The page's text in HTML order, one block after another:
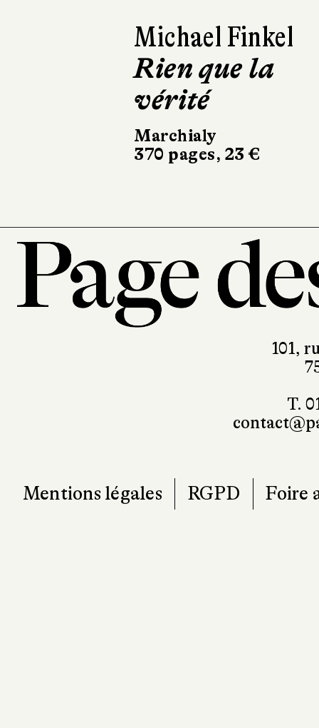
Michael Finkel
Rien que la
vérité
Marchialy
370 pages, 23 €
101,
T.
Mentions légales RGPD Foire